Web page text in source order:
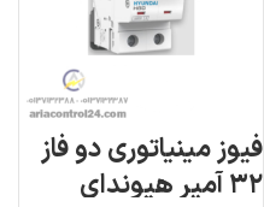
فیوز مینیاتوری دو فاز
۳۲ آمپر هیوندای